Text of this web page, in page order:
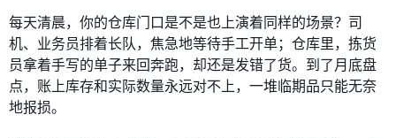
每天清晨，你的仓库门口是不是也上演着同样的场景？司
机、业务员排着长队，焦急地等待手工开单；仓库里，拣货
员拿着手写的单子来回奔跑，却还是发错了货。到了月底盘
点，账上库存和实际数量永远对不上，一堆临期品只能无奈
地报损。